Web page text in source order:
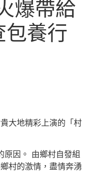
爆帶給
包養行
大地精彩上演的「村
原因。 由鄉村自發組
村的激情，盡情奔湧